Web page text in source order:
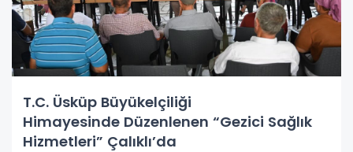
T.C. Üsküp Büyükelçiliği
Himayesinde Düzenlenen “Gezici Sağlık
Hizmetleri” Çalıklı’da